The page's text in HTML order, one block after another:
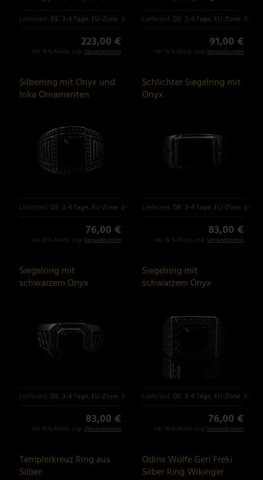
Lieferzeit: DE: 3-4 Tage, EU-Zone: 3-6 Tage
223,00 €
inkl. 19 % MwSt. zzgl. Versandkosten
Lieferzeit: DE: 3-4 Tage, EU-Zone: 3-6
91,00 €
inkl. 19 % MwSt. zzgl. Versandkosten
Silberring mit Onyx und
Inka Ornamenten
Lieferzeit: DE: 3-4 Tage, EU-Zone: 3-6 Tage
76,00 €
inkl. 19 % MwSt. zzgl. Versandkosten
Schlichter Siegelring mit
Onyx
Lieferzeit: DE: 3-4 Tage, EU-Zone: 3-6
83,00 €
inkl. 19 % MwSt. zzgl. Versandkosten
Siegelring mit
schwarzem Onyx
Lieferzeit: DE: 3-4 Tage, EU-Zone: 3-6 Tage
83,00 €
inkl. 19 % MwSt. zzgl. Versandkosten
Siegelring mit
schwarzem Onyx
Lieferzeit: DE: 3-4 Tage, EU-Zone: 3-6
76,00 €
inkl. 19 % MwSt. zzgl. Versandkosten
Templerkreuz Ring aus
Silber
Odins Wölfe Geri Freki
Silber Ring Wikinger